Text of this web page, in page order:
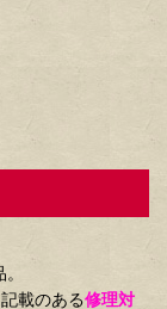
載のある修理対